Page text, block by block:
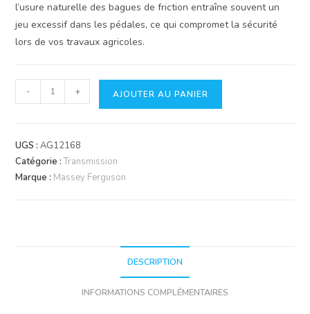
l’usure naturelle des bagues de friction entraîne souvent un
jeu excessif dans les pédales, ce qui compromet la sécurité
lors de vos travaux agricoles.
quantité
de
Palier
Axe
Frein
- + AJOUTER AU PANIER
UGS :AG12168
Catégorie :Transmission
Marque : Massey Ferguson
DESCRIPTION
INFORMATIONS COMPLÉMENTAIRES